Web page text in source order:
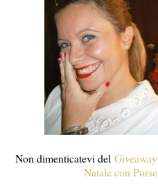
Non dimenticatevi del Giveaway
Natale con